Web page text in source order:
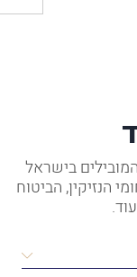
בישראל
דין בתחומי הנזיקין, הביטוח